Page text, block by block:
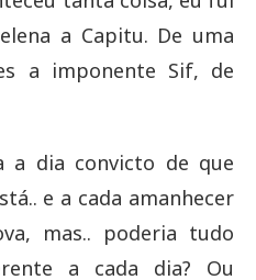
a Capitu. De uma
a imponente Sif, de
a dia convicto de que
e a cada amanhecer
mas.. poderia tudo
a cada dia? Ou